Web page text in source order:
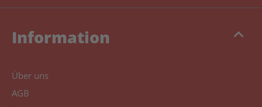
keyboard_arrow_up
Information
Über uns
AGB